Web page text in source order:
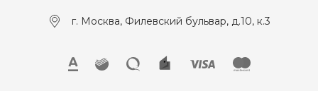
г. Москва, Филевский бульвар, д.10, к.3